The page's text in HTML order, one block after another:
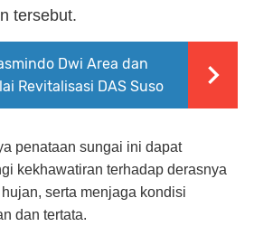
tersebut.
Dwi Area dan
Revitalisasi DAS Suso
penataan sungai ini dapat
kekhawatiran terhadap derasnya
serta menjaga kondisi
dan tertata.